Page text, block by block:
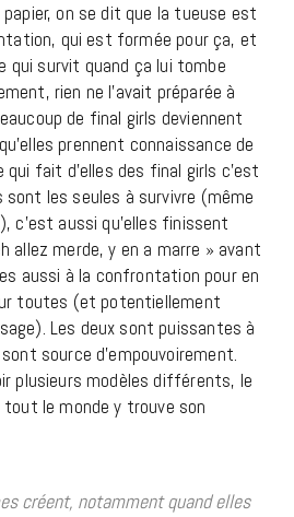
papier, on se dit que la tueuse est
qui est formée pour ça, et
qui survit quand ça lui tombe
rien ne l’avait préparée à
de final girls deviennent
prennent connaissance de
qui fait d’elles des final girls c’est
sont les seules à survivre (même
c’est aussi qu’elles finissent
allez merde, y en a marre » avant
aussi à la confrontation pour en
toutes (et potentiellement
Les deux sont puissantes à
source d’empouvoirement.
plusieurs modèles différents, le
tout le monde y trouve son
créent, notamment quand elles